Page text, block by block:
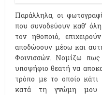
Παράλληλα, οι
που συνοδεύουν καθ’
τον ηθοποιό,
αποδώσουν μέσω και
Φοινισσών. Νομίζω πως
υποψήφιο θεατή να
τρόπο με το οποίο κάτι
κατά τη γνώμη μου